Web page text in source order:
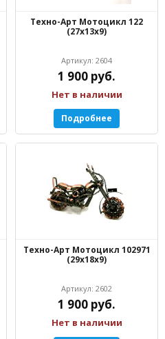
Техно-Арт Мотоцикл 122
(27х13х9)
Артикул: 2604
1 900 руб.
Нет в наличии
Подробнее
Техно-Арт Мотоцикл 102971
(29х18х9)
Артикул: 2602
1 900 руб.
Нет в наличии